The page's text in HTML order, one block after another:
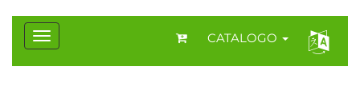
CATALOGO